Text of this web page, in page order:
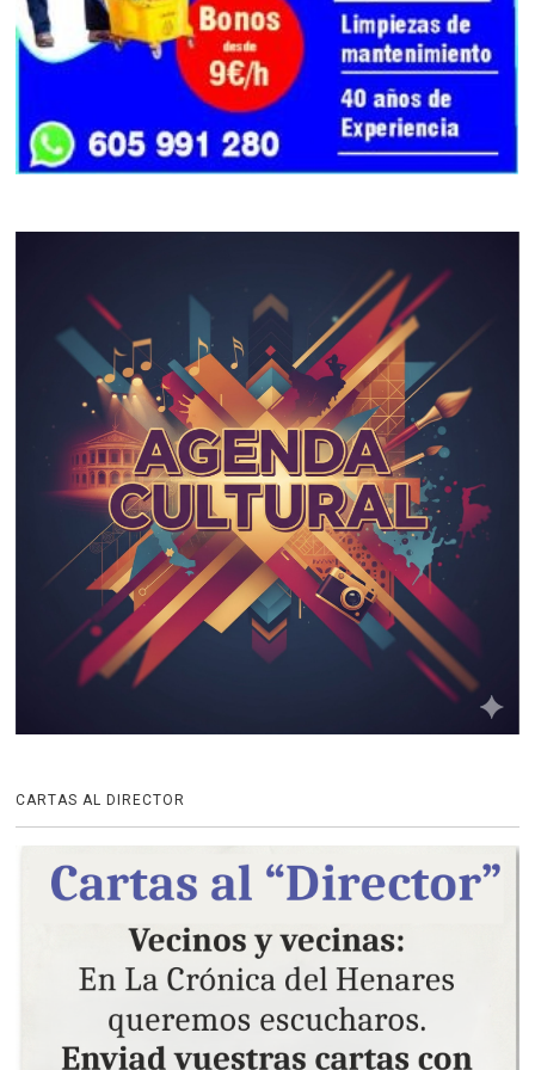
CARTAS AL DIRECTOR